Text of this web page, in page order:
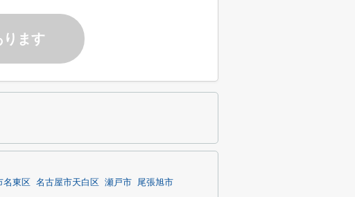
ります
名東区 名古屋市天白区 瀬戸市 尾張旭市